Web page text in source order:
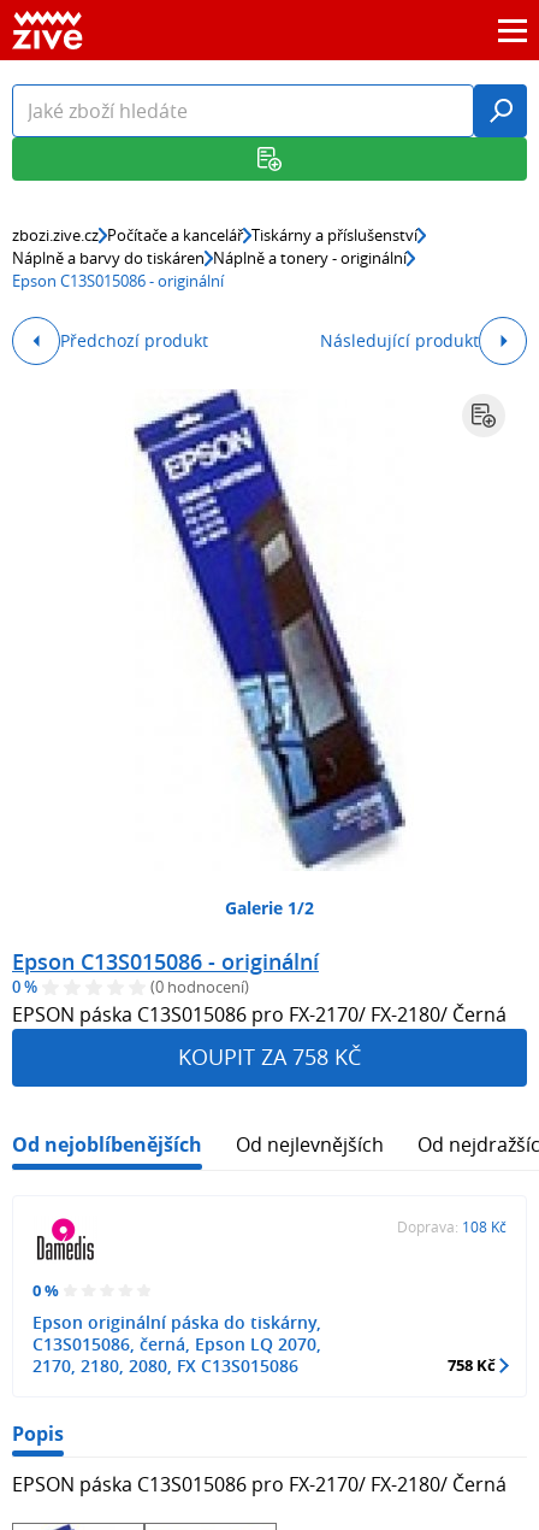
zbozi.zive.cz Počítače a kancelář Tiskárny a příslušenství
Náplně a barvy do tiskáren Náplně a tonery - originální
Epson C13S015086 - originální
Předchozí produkt Následující produkt
Galerie 1/2
Epson C13S015086 - originální
0 % (0 hodnocení)
EPSON páska C13S015086 pro FX-2170/ FX-2180/ Černá
KOUPIT ZA 758 KČ
Od nejoblíbenějších Od nejlevnějších Od
0 %
Epson originální páska do tiskárny,
C13S015086, černá, Epson LQ 2070,
2170, 2180, 2080, FX C13S015086
Doprava: 108 Kč
758 Kč
Popis
EPSON páska C13S015086 pro FX-2170/ FX-2180/ Černá